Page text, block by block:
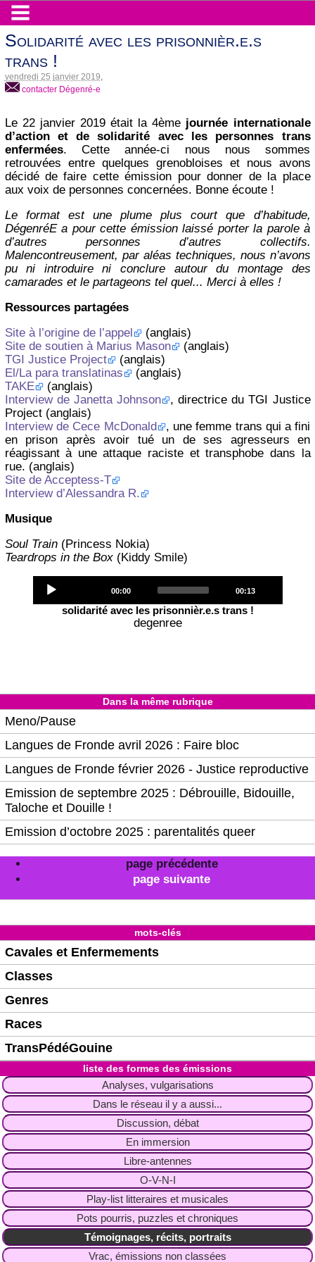
Solidarité avec les prisonnièr.e.s
trans !
vendredi 25 janvier 2019
contacter Dégenré-e
Le 22 janvier 2019 était la 4ème journée internationale
d’action et de solidarité avec les personnes trans
enfermées. Cette année-ci nous nous sommes
retrouvées entre quelques grenobloises et nous avons
décidé de faire cette émission pour donner de la place
aux voix de personnes concernées. Bonne écoute !
Le format est une plume plus court que d’habitude,
DégenréE a pour cette émission laissé porter la parole à
d’autres personnes d’autres collectifs.
Malencontreusement, par aléas techniques, nous n’avons
pu ni introduire ni conclure autour du montage des
camarades et le partageons tel quel... Merci à elles !
Ressources partagées
Site à l’origine de l’appel
(anglais)
Site de soutien à Marius Mason
(anglais)
TGI Justice Project
(anglais)
El/La para translatinas
(anglais)
TAKE
(anglais)
Interview de Janetta Johnson
, directrice du TGI Justice
Project (anglais)
Interview de Cece McDonald
, une femme trans qui a fini
en prison après avoir tué un de ses agresseurs en
réagissant à une attaque raciste et transphobe dans la
rue. (anglais)
Site de Acceptess-T
Interview d’Alessandra R.
Musique
Soul Train(Princess Nokia)
Teardrops in the Box(Kiddy Smile)
Player
Current
00:00
Total
00:13
solidarité avec les prisonnièr.e.s trans !
degenree
Dans la même rubrique
Meno/Pause
Langues de Fronde avril 2026 : Faire bloc
Langues de Fronde février 2026 - Justice reproductive
Emission de septembre 2025 : Débrouille, Bidouille,
Taloche et Douille !
Emission d’octobre 2025 : parentalités queer
page précédente
page suivante
mots-clés
Cavales et Enfermements
Classes
Genres
Races
TransPédéGouine
liste des formes des émissions
Analyses, vulgarisations
Dans le réseau il y a aussi...
Discussion, débat
En immersion
Libre-antennes
O-V-N-I
Play-list litteraires et musicales
Pots pourris, puzzles et chroniques
Témoignages, récits, portraits
Vrac, émissions non classées